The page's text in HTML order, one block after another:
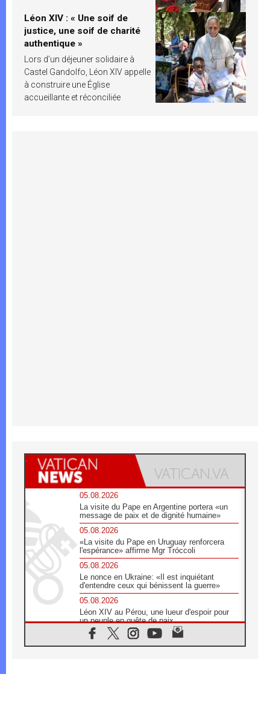
Léon XIV : « Une soif de
justice, une soif de charité
authentique »
Lors d’un déjeuner solidaire à
Castel Gandolfo, Léon XIV appelle
à construire une Église
accueillante et réconciliée
05.08.2026
La visite du Pape en Argentine portera «un
message de paix et de dignité humaine»
05.08.2026
«La visite du Pape en Uruguay renforcera
l'espérance» affirme Mgr Tróccoli
05.08.2026
Le nonce en Ukraine: «Il est inquiétant
d'entendre ceux qui bénissent la guerre»
05.08.2026
Léon XIV au Pérou, une lueur d'espoir pour
un peuple en quête de paix
05.08.2026
SCEAM: L'Église en Afrique vers